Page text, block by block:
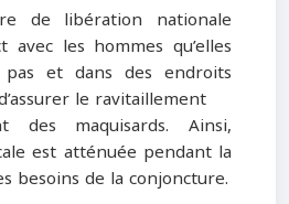
de libération nationale
les hommes qu’elles
pas et dans des endroits
le ravitaillement
des maquisards. Ainsi,
est atténuée pendant la
besoins de la conjoncture.